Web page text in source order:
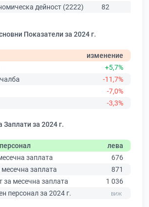
дейност (2222)
82
Показатели за 2024 г.
изменение
+5,7%
-11,7%
-7,0%
-3,3%
за 2024 г.
лева
заплата
676
заплата
871
за месечна заплата
1 036
персонал за 2024 г.